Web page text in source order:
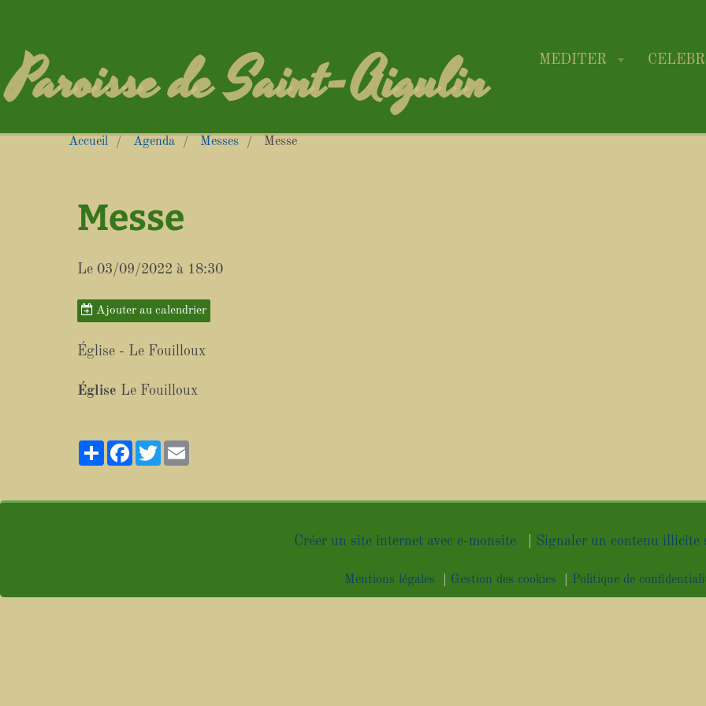
Paroisse de Saint-Aigulin MEDITER
Accueil Agenda Messes Messe
Messe
Le 03/09/2022 à 18:30
Ajouter au calendrier
Église - Le Fouilloux
Église Le Fouilloux
PartagerFacebook
Twitter
Créer un site internet avec e-monsite Signaler un contenu illicite
Mentions légales Gestion des cookies Politique de